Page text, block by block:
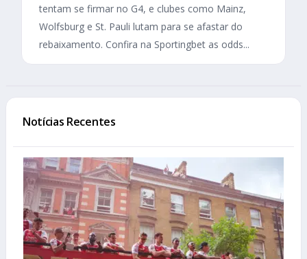
tentam se firmar no G4, e clubes como Mainz,
Wolfsburg e St. Pauli lutam para se afastar do
rebaixamento. Confira na Sportingbet as odds...
Notícias Recentes